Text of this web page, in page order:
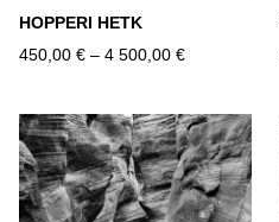
HOPPERI HETK
450,00 € – 4 500,00 €